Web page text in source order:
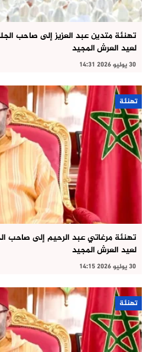
لعيد العرش المجيد
30 يوليو 2026 14:31
تهنئة
لعيد العرش المجيد
30 يوليو 2026 14:15
تهنئة